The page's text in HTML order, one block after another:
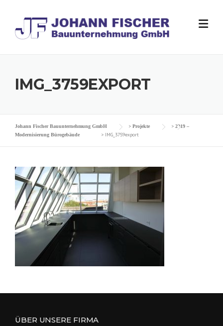
content
IMG_3759EXPORT
Johann Fischer Bauunternehmung GmbH > Projekte > 2019 –
Modernisierung Bürogebäude
> IMG_3759export
ÜBER UNSERE FIRMA